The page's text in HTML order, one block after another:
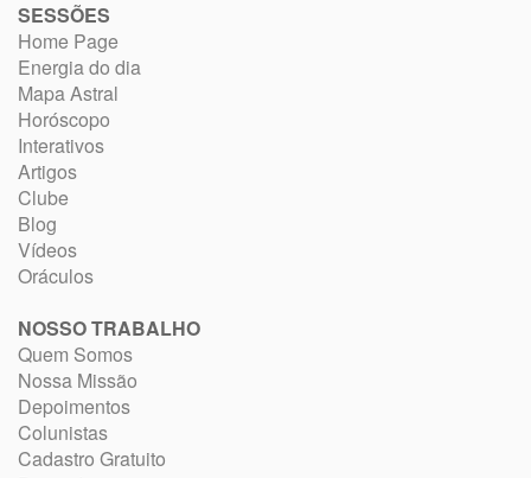
SESSÕES
Home Page
Energia do dia
Mapa Astral
Horóscopo
Interativos
Artigos
Clube
Blog
Vídeos
Oráculos
NOSSO TRABALHO
Quem Somos
Nossa Missão
Depoimentos
Colunistas
Cadastro Gratuito